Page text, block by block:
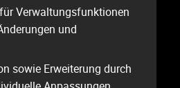
Verwaltungsfunktionen
und
sowie Erweiterung durch